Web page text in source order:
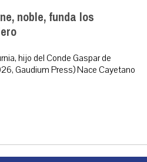
noble, funda los
hijo del Conde Gaspar de
Gaudium Press) Nace Cayetano